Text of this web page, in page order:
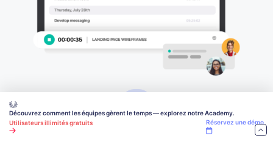
Découvrez comment les équipes gèrent le temps — explorez notre Academy.
Utilisateurs illimités gratuits
Réservez une démo